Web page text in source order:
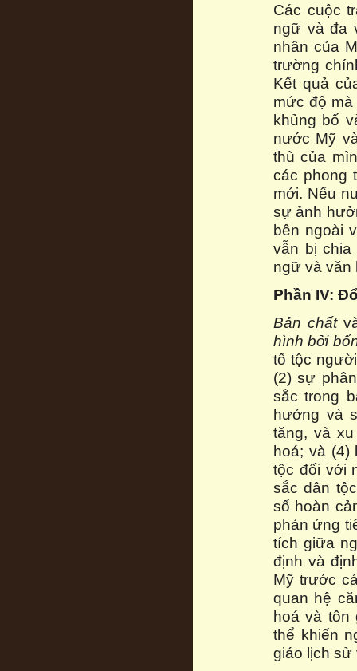
Các cuộc
ngữ và đa
nhân của
trường
Kết quả
mức độ
khủng bố
nước Mỹ
thù của
các phong
mới. Nếu
sự ảnh
bên ngoài
vẫn bị
ngữ và văn
Phần IV:
Bản chất
hình bởi b
tố tộc
(2) sự
sắc trong
hưởng và
tăng, và
hoá; và (4)
tộc đối với
sắc dân
số hoàn
phản ứng
tích giữa
định và
Mỹ trước
quan hệ
hoá và tôn
thể khiến
giáo lịch sử